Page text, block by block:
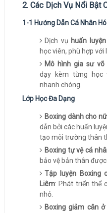
2. Các Dịch Vụ Nổi Bật
1-1 Hướng Dẫn Cá Nhân
Dịch vụ huấn
học viên, phù hợp với
Mô hình gia sư võ
dạy kèm từng học
nhanh chóng.
Lớp Học Đa Dạng
Boxing dành cho
dẫn bởi các huấn
tạo môi trường thân
Boxing tự vệ cá
bảo vệ bản thân
Tập luyện Boxing
Liêm: Phát triển thể
nhỏ.
Boxing giảm cân